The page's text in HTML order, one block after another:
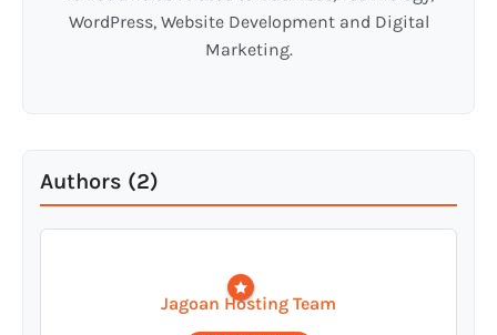
WordPress, Website Development and Digital
Marketing.
Authors (2)
Jagoan Hosting Team